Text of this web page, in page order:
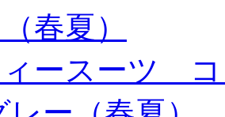
春夏）
ィースーツ